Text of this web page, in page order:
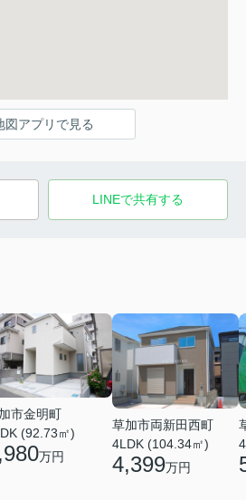
図アプリで見る
LINEで共有する
市金明町
(92.73㎡)
万円
草加市両新田西町
4LDK (104.34㎡)
4,399万円